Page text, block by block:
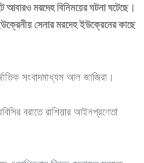
আবারও মরদেহ বিনিময়ের ঘটনা ঘটেছে।
সেনার মরদেহ ইউক্রেনের কাছে
সংবাদমাধ্যম আল জাজিরা।
বরাতে রাশিয়ার আইনপ্রণেতা